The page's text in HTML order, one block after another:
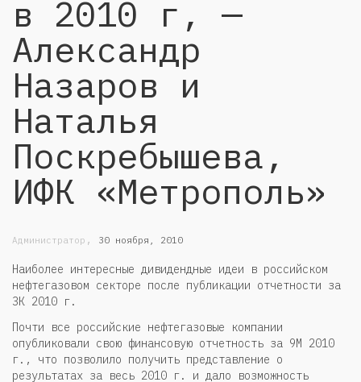
в 2010 г, —
Александр
Назаров и
Наталья
Поскребышева,
ИФК «Метрополь»
Администратор , 30 ноября, 2010
Наиболее интересные дивидендные идеи в российском
нефтегазовом секторе после публикации отчетности за
3К 2010 г.
Почти все российские нефтегазовые компании
опубликовали свою финансовую отчетность за 9М 2010
г., что позволило получить представление о
результатах за весь 2010 г. и дало возможность